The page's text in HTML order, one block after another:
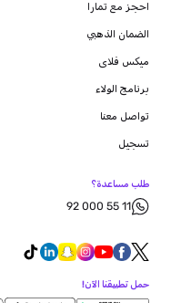
احجز مع تمارا
الضمان الذهبي
ميكس فلاى
برنامج الولاء
تواصل معنا
تسجيل
طلب مساعدة؟
92 000 55 11
حمل تطبيقنا الآن!